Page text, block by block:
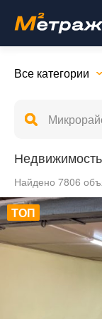
Все категории
Найдено 7806
ТОП